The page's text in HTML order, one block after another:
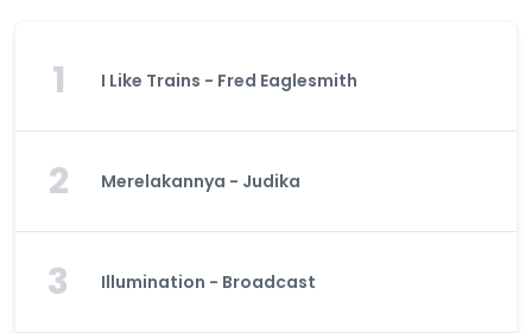
1 I Like Trains - Fred Eaglesmith
2 Merelakannya - Judika
3 Illumination - Broadcast